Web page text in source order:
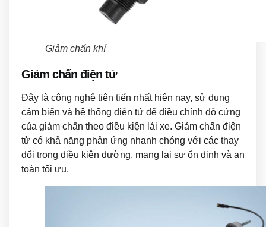
Giảm chấn khí
Giảm chấn điện tử
Đây là công nghệ tiên tiến nhất hiện nay, sử dụng
cảm biến và hệ thống điện tử để điều chỉnh độ cứng
của giảm chấn theo điều kiện lái xe. Giảm chấn điện
tử có khả năng phản ứng nhanh chóng với các thay
đổi trong điều kiện đường, mang lại sự ổn định và an
toàn tối ưu.